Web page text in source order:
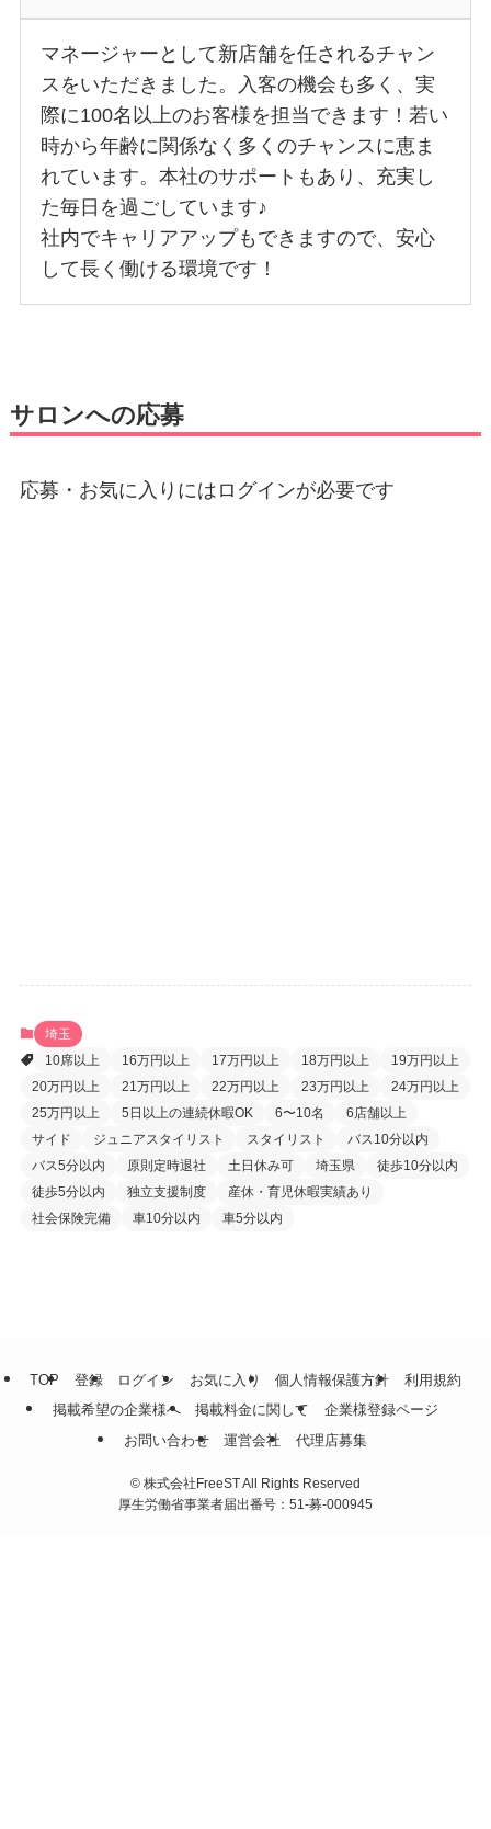
マネージャーとして新店舗を任されるチャン
スをいただきました。入客の機会も多く、実
際に100名以上のお客様を担当できます！若い
時から年齢に関係なく多くのチャンスに恵ま
れています。本社のサポートもあり、充実し
た毎日を過ごしています♪
社内でキャリアアップもできますので、安心
して長く働ける環境です！
サロンへの応募
応募・お気に入りにはログインが必要です
埼玉
10席以上
16万円以上 17万円以上 18万円以上
19万円以上
20万円以上
21万円以上 22万円以上 23万円以上
24万円以上
25万円以上
5日以上の連続休暇OK 6〜10名
6店舗以上
サイド
ジュニアスタイリスト スタイリスト
バス10分以内
バス5分以内
原則定時退社 土日休み可 埼玉県
徒歩10分以内
徒歩5分以内
独立支援制度
産休・育児休暇実績あり
社会保険完備
車10分以内 車5分以内
TOP 登録 ログイン お気に入り 個人情報保護方針
利用規約
掲載希望の企業様へ
掲載料金に関して
企業様登録ページ
お問い合わせ
運営会社 代理店募集
© 株式会社FreeST All Rights Reserved
厚生労働省事業者届出番号：51-募-000945